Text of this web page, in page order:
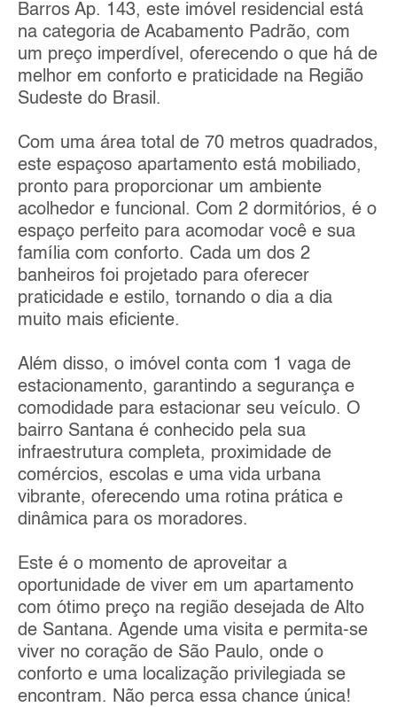
Barros Ap. 143, este imóvel residencial está
na categoria de Acabamento Padrão, com
um preço imperdível, oferecendo o que há de
melhor em conforto e praticidade na Região
Sudeste do Brasil.
Com uma área total de 70 metros quadrados,
este espaçoso apartamento está mobiliado,
pronto para proporcionar um ambiente
acolhedor e funcional. Com 2 dormitórios, é o
espaço perfeito para acomodar você e sua
família com conforto. Cada um dos 2
banheiros foi projetado para oferecer
praticidade e estilo, tornando o dia a dia
muito mais eficiente.
Além disso, o imóvel conta com 1 vaga de
estacionamento, garantindo a segurança e
comodidade para estacionar seu veículo. O
bairro Santana é conhecido pela sua
infraestrutura completa, proximidade de
comércios, escolas e uma vida urbana
vibrante, oferecendo uma rotina prática e
dinâmica para os moradores.
Este é o momento de aproveitar a
oportunidade de viver em um apartamento
com ótimo preço na região desejada de Alto
de Santana. Agende uma visita e permita-se
viver no coração de São Paulo, onde o
conforto e uma localização privilegiada se
encontram. Não perca essa chance única!